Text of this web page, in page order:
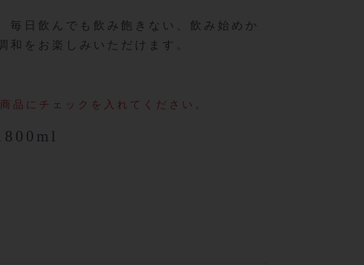
毎日飲んでも飲み飽きない、飲み始めか
和をお楽しみいただけます。
品にチェックを入れてください。